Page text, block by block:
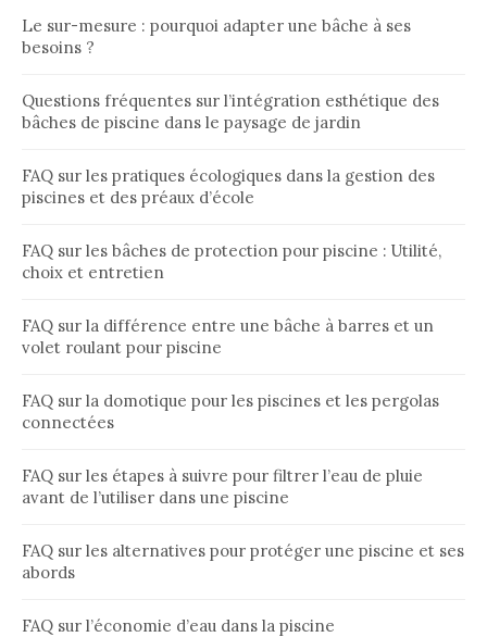
Le sur-mesure : pourquoi adapter une bâche à ses
besoins ?
Questions fréquentes sur l’intégration esthétique des
bâches de piscine dans le paysage de jardin
FAQ sur les pratiques écologiques dans la gestion des
piscines et des préaux d’école
FAQ sur les bâches de protection pour piscine : Utilité,
choix et entretien
FAQ sur la différence entre une bâche à barres et un
volet roulant pour piscine
FAQ sur la domotique pour les piscines et les pergolas
connectées
FAQ sur les étapes à suivre pour filtrer l’eau de pluie
avant de l’utiliser dans une piscine
FAQ sur les alternatives pour protéger une piscine et ses
abords
FAQ sur l’économie d’eau dans la piscine